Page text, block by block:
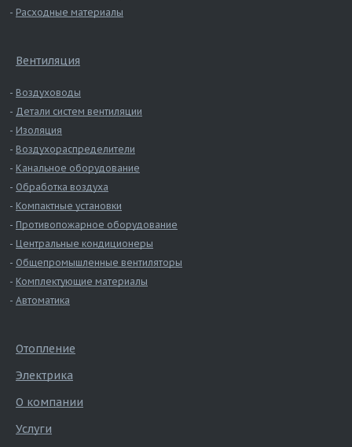
Расходные материалы
Вентиляция
Воздуховоды
Детали систем вентиляции
Изоляция
Воздухораспределители
Канальное оборудование
Обработка воздуха
Компактные установки
Противопожарное оборудование
Центральные кондиционеры
Общепромышленные вентиляторы
Комплектующие материалы
Автоматика
Отопление
Электрика
О компании
Услуги